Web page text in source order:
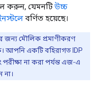
করুন, যেমনটিউচ্চ
বর্ণিত হয়েছে।
জন্য মৌলিক প্রমাণীকরণ
একটি বহিরাগত IDP
না করা পর্যন্ত এজ-এ